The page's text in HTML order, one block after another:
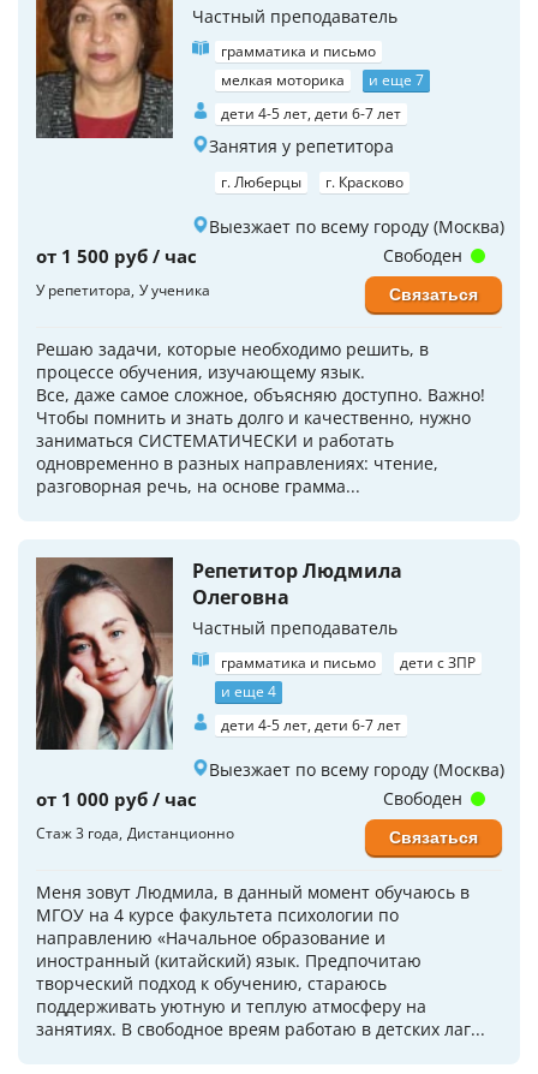
Частный преподаватель
грамматика и письмо
мелкая моторика
и еще 7
дети 4-5 лет, дети 6-7 лет
Занятия у репетитора
г. Люберцы г. Красково
Выезжает по всему городу (Москва)
от 1 500 руб / час
У репетитора У ученика
Решаю задачи, которые необходимо решить, в
процессе обучения, изучающему язык.
Все, даже самое сложное, объясняю доступно. Важно!
Чтобы помнить и знать долго и качественно, нужно
заниматься СИСТЕМАТИЧЕСКИ и работать
одновременно в разных направлениях: чтение,
разговорная речь, на основе грамма...
Свободен
Связаться
Репетитор Людмила
Олеговна
Частный преподаватель
грамматика и письмо
дети с ЗПР
и еще 4
дети 4-5 лет, дети 6-7 лет
Выезжает по всему городу (Москва)
от 1 000 руб / час
Стаж 3 года Дистанционно
Меня зовут Людмила, в данный момент обучаюсь в
МГОУ на 4 курсе факультета психологии по
направлению «Начальное образование и
иностранный (китайский) язык. Предпочитаю
творческий подход к обучению, стараюсь
поддерживать уютную и теплую атмосферу на
занятиях. В свободное вреям работаю в детских лаг...
Свободен
Связаться